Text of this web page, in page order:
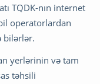
TQDK-nın internet
operatorlardan
bilərlər.
yerlərinin və tam
təhsili